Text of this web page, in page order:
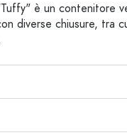
è un contenitore
diverse chiusure, tra